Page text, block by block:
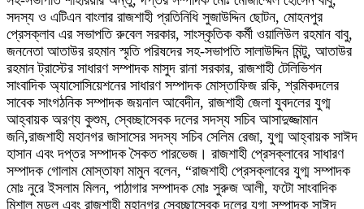
সদস্য ও এটিএন বাংলার রাজশাহী প্রতিনিধি সুজাউদ্দিন ছোটন, মোহনপুর
প্রেসক্লাব এর সভাপতি রুবেল সরকার, সাংস্কৃতিক কর্মী ওয়ালিউল রহমান বাবু,
জননেতা আতাউর রহমান স্মৃতি পরিষদের সহ-সভাপতি সালাউদ্দিন মিন্টু, আতাউর
রহমান ট্রাস্টের সাধারণ সম্পাদক মাসুদ রানা সরকার, রাজশাহী টেলিভিশন
সাংবাদিক অ্যাসোসিয়েশনের সাধারণ সম্পাদক মোস্তাফিজ রকি, শ্রমিকদলের
সাবেক সাংগঠনিক সম্পাদক জয়নাল আবেদীন, রাজশাহী জেলা যুবদলের যুগ্ম
আহ্বায়ক অরণ্য কুশুম, স্বেচ্ছাসেবক দলের সদস্য সচিব আসাদুজ্জামান
জনি,রাজশাহী মহানগর জাসাসের সদস্য সচিব সেলিম রেজা, যুগ্ম আহ্বায়ক সাঈদ
হাসান এবং দপ্তর সম্পাদক সৈকত পারভেজ। রাজশাহী প্রেসক্লাবের সাধারণ
সম্পাদক গোলাম মোস্তাফা মামুন বলেন, “রাজশাহী প্রেসক্লাবের যুগ্ম সম্পাদক
মোঃ নুরে ইসলাম মিলন, পাঠাগার সম্পাদক মোঃ সুরুজ আলী, ফটো সাংবাদিক
মিশাল মন্ডল এবং রাজশাহী মহানগর স্বেচ্ছাসেবক দলের যুগ্ম সম্পাদক সাঈদ